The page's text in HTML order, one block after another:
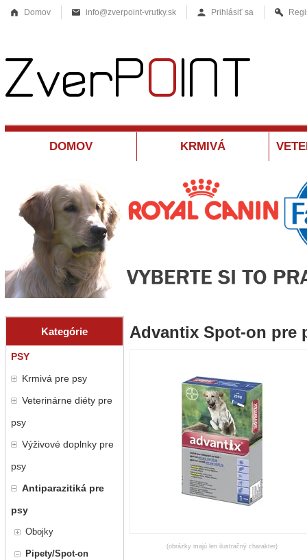
Domov info@zverpoint-vrutky.sk Prihlásiť sa
DOMOV KRMIVÁ
Kategórie
PSY
Krmivá pre psy
Veterinárne diéty pre
psy
Výživové doplnky pre
psy
Antiparazitiká pre
psy
Obojky
Pipety/Spot-on
Advantix Spot-on pre
(obrázky majú len ilustračný charakter)